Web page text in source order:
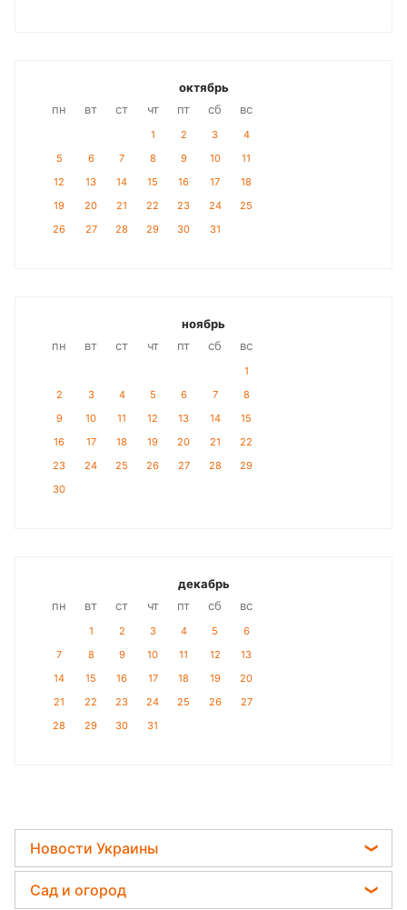
октябрь
пн
вт ст чт пт сб вс
1 2 3
4
5
6 7 8 9 10
11
12
13 14 15 16 17
18
19
20 21 22 23 24
25
26
27 28 29 30 31
ноябрь
пн
вт ст чт пт сб вс
1
2
3 4 5 6 7
8
9
10 11 12 13 14
15
16
17 18 19 20 21
22
23
24 25 26 27 28
29
30
декабрь
пн
вт ст чт пт сб вс
1 2 3 4 5
6
7
8 9 10 11 12
13
14
15 16 17 18 19
20
21
22 23 24 25 26
27
28
29 30 31
Новости Украины
Мобилизация
Сад и огород